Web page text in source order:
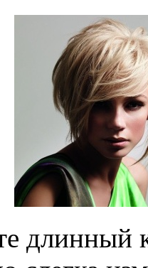
длинный